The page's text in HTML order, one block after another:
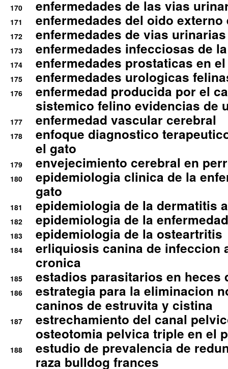
170 enfermedades de las vias
171 enfermedades del oido
172 enfermedades de vias
173 enfermedades infecciosas de
174 enfermedades prostaticas en
175 enfermedades urologicas
176
enfermedad producida por el
sistemico felino evidencias de
177 enfermedad vascular cerebral
178
enfoque diagnostico
el gato
179 envejecimiento cerebral en
180
epidemiologia clinica de la
gato
181 epidemiologia de la dermatitis
182 epidemiologia de la
183 epidemiologia de la osteartritis
184
erliquiosis canina de infeccion
cronica
185 estadios parasitarios en heces
186
estrategia para la eliminacion
caninos de estruvita y cistina
187
estrechamiento del canal
osteotomia pelvica triple en el
188
estudio de prevalencia de
raza bulldog frances